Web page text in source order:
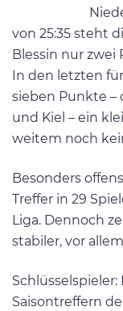
von 25:35 steht
Blessin nur zwei
In den letzten
sieben Punkte –
und Kiel – ein
weitem noch
Besonders
Treffer in 29
Liga. Dennoch
stabiler, vor
Saisontreffern